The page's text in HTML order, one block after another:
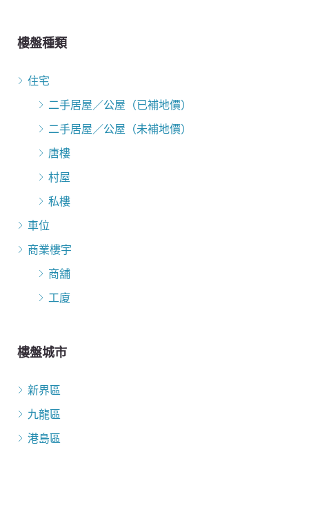
樓盤種類
住宅
二手居屋／公屋（已補地價）
二手居屋／公屋（未補地價）
唐樓
村屋
私樓
車位
商業樓宇
商舖
工廈
樓盤城市
新界區
九龍區
港島區